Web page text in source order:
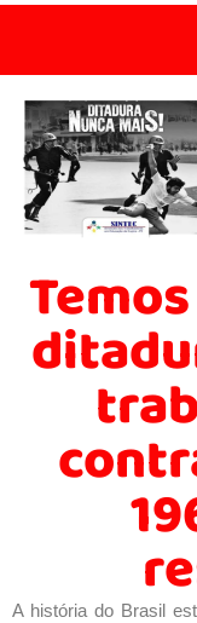
A história do Brasil